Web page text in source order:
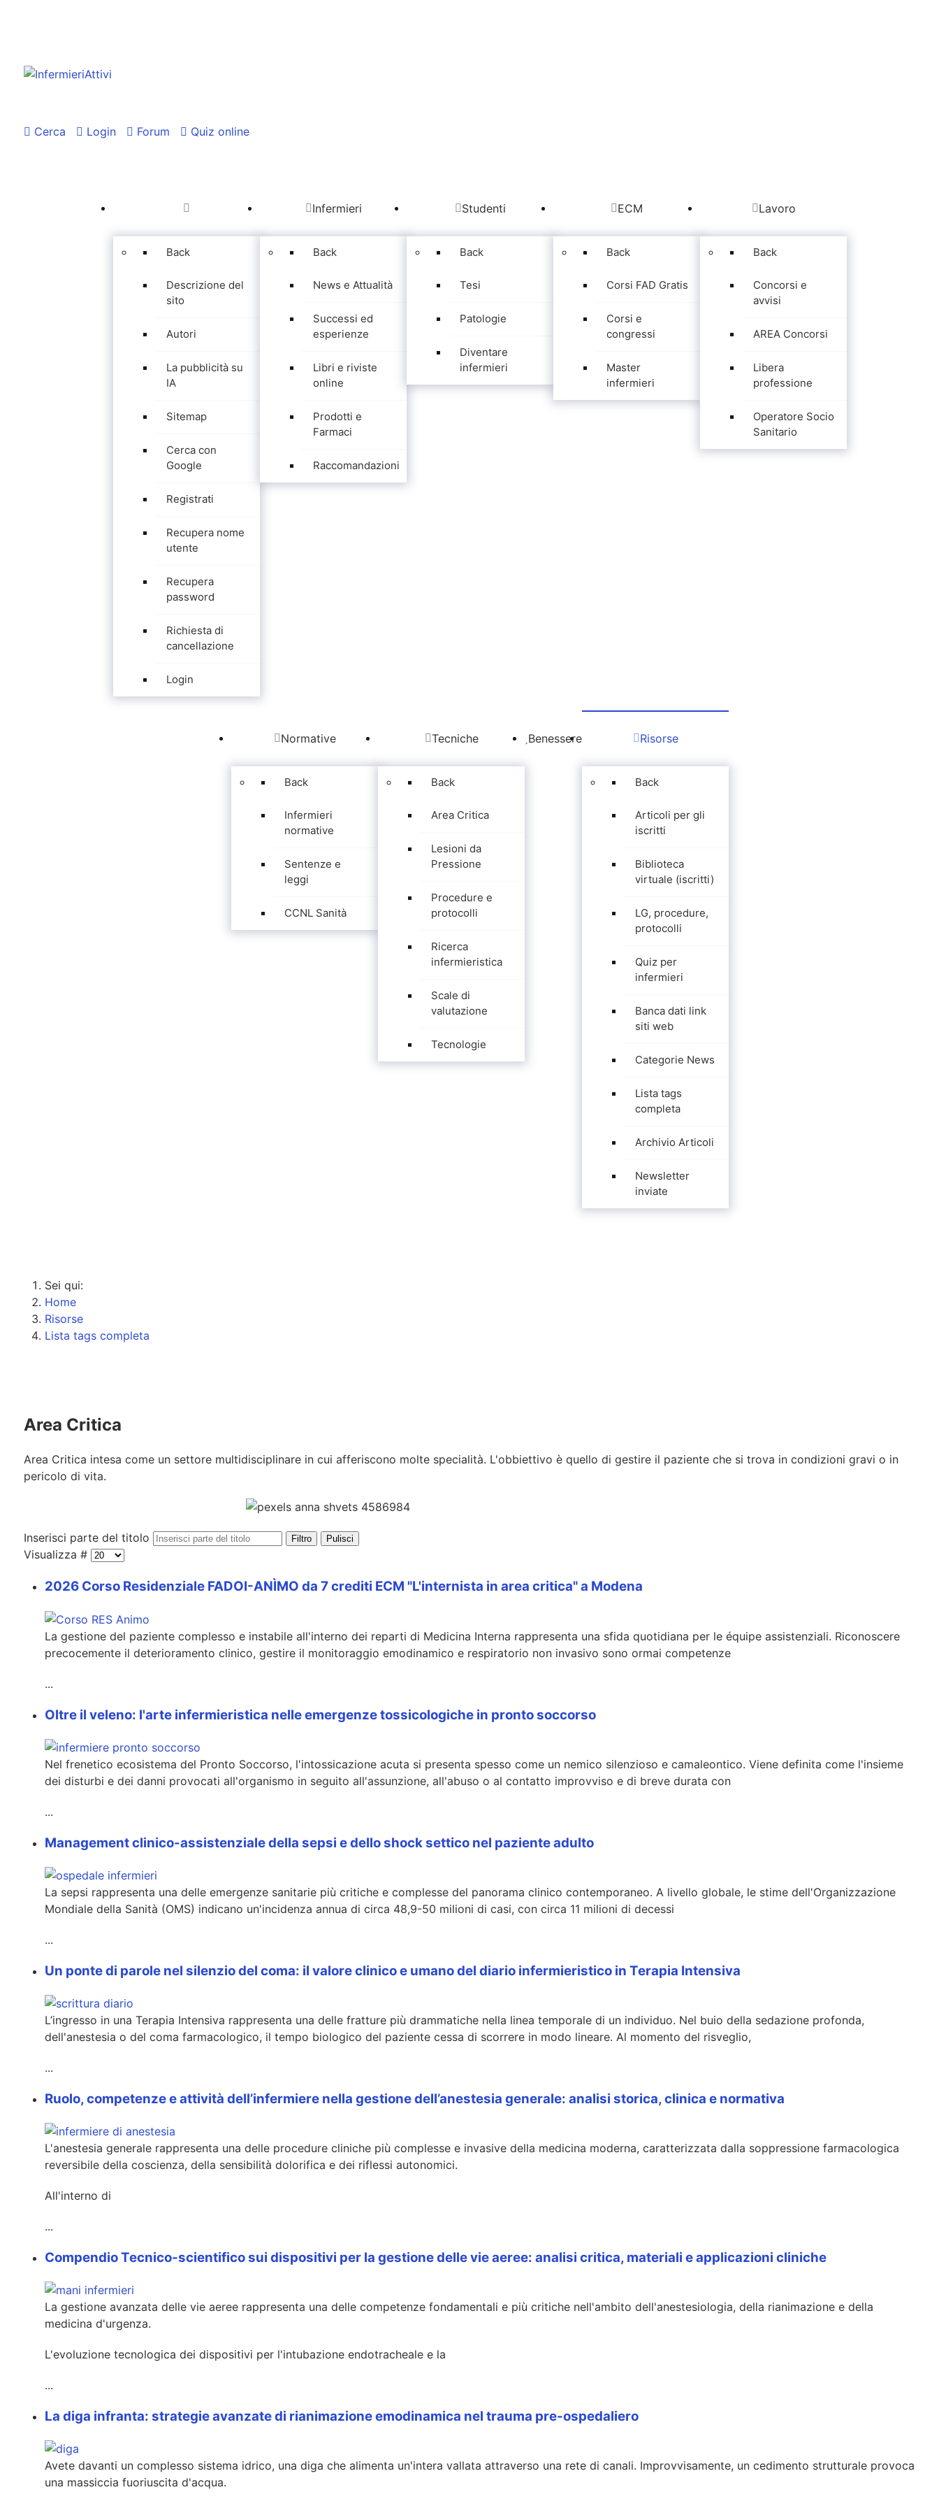
Cerca Login Forum Quiz online
Back
Descrizione del
sito
Autori
La pubblicità su
IA
Sitemap
Cerca con
Google
Registrati
Recupera nome
utente
Recupera
password
Richiesta di
cancellazione
Login
Infermieri
Back
News e Attualità
Successi ed
esperienze
Libri e riviste
online
Prodotti e
Farmaci
Raccomandazioni
Studenti
Back
Tesi
Patologie
Diventare
infermieri
ECM
Back
Corsi FAD Gratis
Corsi e
congressi
Master
infermieri
Lavoro
Back
Concorsi e
avvisi
AREA Concorsi
Libera
professione
Operatore Socio
Sanitario
Normative
Back
Infermieri
normative
Sentenze e
leggi
CCNL Sanità
Tecniche
Back
Area Critica
Lesioni da
Pressione
Procedure e
protocolli
Ricerca
infermieristica
Scale di
valutazione
Tecnologie
Benessere Risorse
Back
Articoli per gli
iscritti
Biblioteca
virtuale (iscritti)
LG, procedure,
protocolli
Quiz per
infermieri
Banca dati link
siti web
Categorie News
Lista tags
completa
Archivio Articoli
Newsletter
inviate
Sei qui:
Home
Risorse
Lista tags completa
Area Critica
Area Critica intesa come un settore multidisciplinare in cui afferiscono molte specialità. L'obbiettivo è quello di gestire il paziente che si trova in condizioni gravi o in
pericolo di vita.
Inserisci parte del titolo Filtro Pulisci
Visualizza #
2026 Corso Residenziale FADOI-ANÌMO da 7 crediti ECM "L'internista in area critica" a Modena
La gestione del paziente complesso e instabile all'interno dei reparti di Medicina Interna rappresenta una sfida quotidiana per le équipe assistenziali. Riconoscere
precocemente il deterioramento clinico, gestire il monitoraggio emodinamico e respiratorio non invasivo sono ormai competenze
...
Oltre il veleno: l'arte infermieristica nelle emergenze tossicologiche in pronto soccorso
Nel frenetico ecosistema del Pronto Soccorso, l'intossicazione acuta si presenta spesso come un nemico silenzioso e camaleontico. Viene definita come l'insieme
dei disturbi e dei danni provocati all'organismo in seguito all'assunzione, all'abuso o al contatto improvviso e di breve durata con
...
Management clinico-assistenziale della sepsi e dello shock settico nel paziente adulto
La sepsi rappresenta una delle emergenze sanitarie più critiche e complesse del panorama clinico contemporaneo. A livello globale, le stime dell'Organizzazione
Mondiale della Sanità (OMS) indicano un'incidenza annua di circa 48,9-50 milioni di casi, con circa 11 milioni di decessi
...
Un ponte di parole nel silenzio del coma: il valore clinico e umano del diario infermieristico in Terapia Intensiva
L’ingresso in una Terapia Intensiva rappresenta una delle fratture più drammatiche nella linea temporale di un individuo. Nel buio della sedazione profonda,
dell'anestesia o del coma farmacologico, il tempo biologico del paziente cessa di scorrere in modo lineare. Al momento del risveglio,
...
Ruolo, competenze e attività dell’infermiere nella gestione dell’anestesia generale: analisi storica, clinica e normativa
L'anestesia generale rappresenta una delle procedure cliniche più complesse e invasive della medicina moderna, caratterizzata dalla soppressione farmacologica
reversibile della coscienza, della sensibilità dolorifica e dei riflessi autonomici.
All'interno di
...
Compendio Tecnico-scientifico sui dispositivi per la gestione delle vie aeree: analisi critica, materiali e applicazioni cliniche
La gestione avanzata delle vie aeree rappresenta una delle competenze fondamentali e più critiche nell'ambito dell'anestesiologia, della rianimazione e della
medicina d'urgenza.
L'evoluzione tecnologica dei dispositivi per l'intubazione endotracheale e la
...
La diga infranta: strategie avanzate di rianimazione emodinamica nel trauma pre-ospedaliero
Avete davanti un complesso sistema idrico, una diga che alimenta un'intera vallata attraverso una rete di canali. Improvvisamente, un cedimento strutturale provoca
una massiccia fuoriuscita d'acqua.